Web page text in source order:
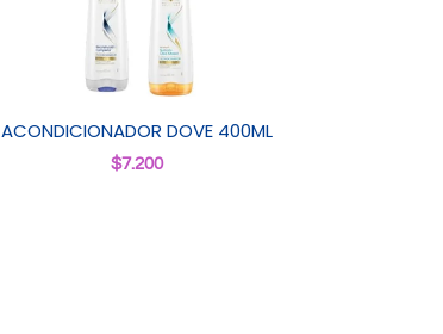
ACONDICIONADOR DOVE 400ML
$7.200